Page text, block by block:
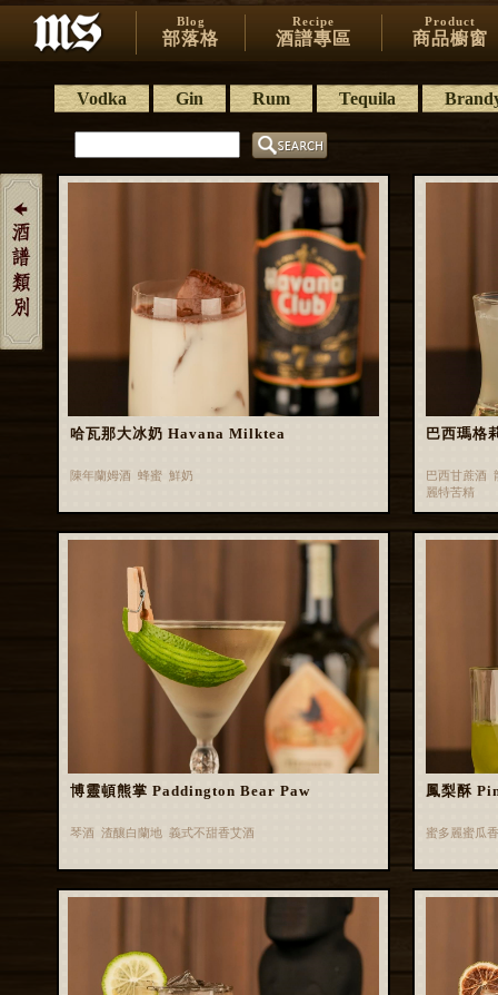
Blog
部落格
Recipe
酒譜專區
Product
商品櫥窗
Vodka Gin Rum Tequila
哈瓦那大冰奶 Havana Milktea
陳年蘭姆酒 蜂蜜 鮮奶
巴西瑪
巴西甘蔗酒
麗特苦精
博靈頓熊掌 Paddington Bear Paw
琴酒 渣釀白蘭地 義式不甜香艾酒
鳳梨酥
蜜多麗蜜瓜